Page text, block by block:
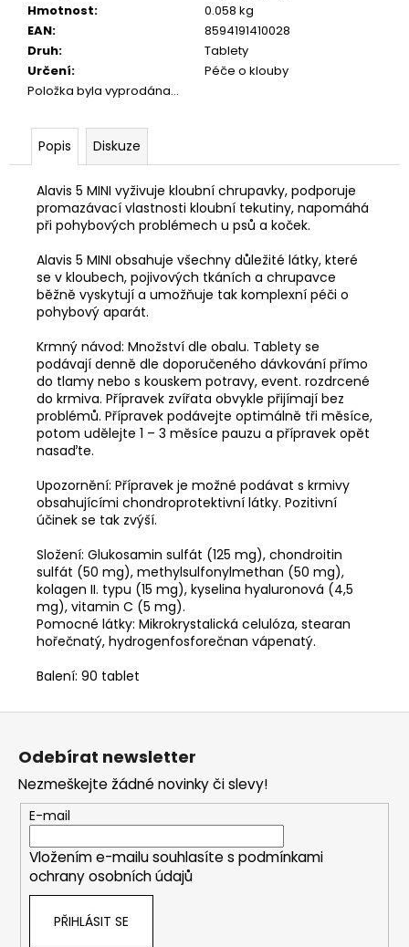
Hmotnost:
0.058 kg
EAN:
8594191410028
Druh:
Tablety
Určení:
Péče o klouby
Položka byla vyprodána…
Popis Diskuze
Alavis 5 MINI vyživuje kloubní chrupavky, podporuje
promazávací vlastnosti kloubní tekutiny, napomáhá
při pohybových problémech u psů a koček.
Alavis 5 MINI obsahuje všechny důležité látky, které
se v kloubech, pojivových tkáních a chrupavce
běžně vyskytují a umožňuje tak komplexní péči o
pohybový aparát.
Krmný návod: Množství dle obalu. Tablety se
podávají denně dle doporučeného dávkování přímo
do tlamy nebo s kouskem potravy, event. rozdrcené
do krmiva. Přípravek zvířata obvykle přijímají bez
problémů. Přípravek podávejte optimálně tři měsíce,
potom udělejte 1 – 3 měsíce pauzu a přípravek opět
nasaďte.
Upozornění: Přípravek je možné podávat s krmivy
obsahujícími chondroprotektivní látky. Pozitivní
účinek se tak zvýší.
Složení: Glukosamin sulfát (125 mg), chondroitin
sulfát (50 mg), methylsulfonyl­methan (50 mg),
kolagen II. typu (15 mg), kyselina hyaluronová (4,5
mg), vitamin C (5 mg).
Pomocné látky: Mikrokrystalická celulóza, stearan
hořečnatý, hydrogenfosforečnan vápenatý.
Balení: 90 tablet
e
m
e
KAPSIČKA
RICH
CHICKEN
SAUCE
85G
29
Kč
Z
Odebírat newsletter
Nezmeškejte žádné novinky či slevy!
E-mail
Vložením e-mailu souhlasíte s podmínkami
ochrany osobních údajů
PŘIHLÁSIT SE